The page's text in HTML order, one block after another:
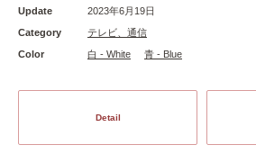
Update
2023年6月19日
Category
テレビ、通信
Color
白 - White 青 - Blue
Detail